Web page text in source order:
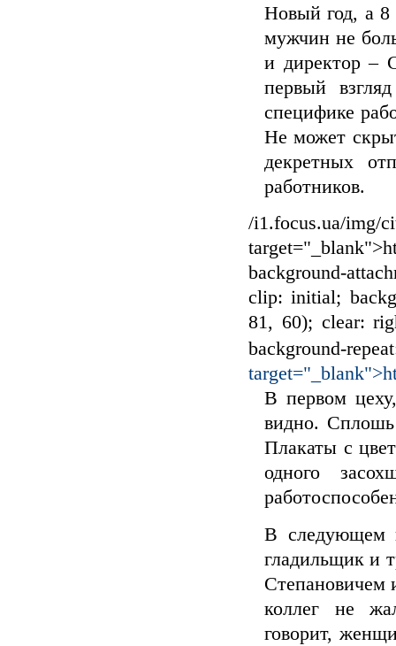
Новый год, а 8
мужчин не
и директор –
первый
специфике
Не может
декретных
работников.
/i1.focus.ua/img/
background-
clip: initial;
81, 60); clear:
background-
В первом
видно.
Плакаты с
одного
В следующем
гладильщик и
Степановичем
коллег не
говорит,